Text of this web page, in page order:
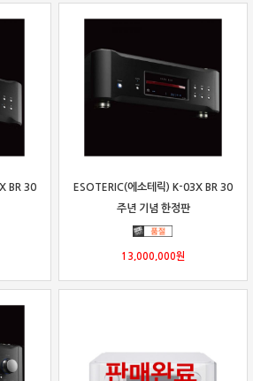
BR 30
ESOTERIC(에소테릭) K-03X BR 30
주년 기념 한정판
13,000,000원